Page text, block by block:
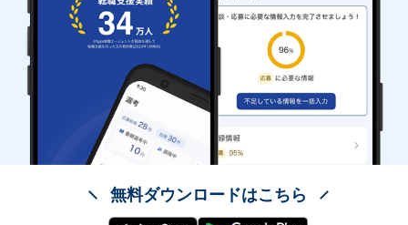
無料ダウンロードはこちら